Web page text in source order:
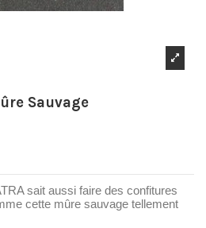
Sauvage
sait aussi faire des confitures
cette mûre sauvage tellement